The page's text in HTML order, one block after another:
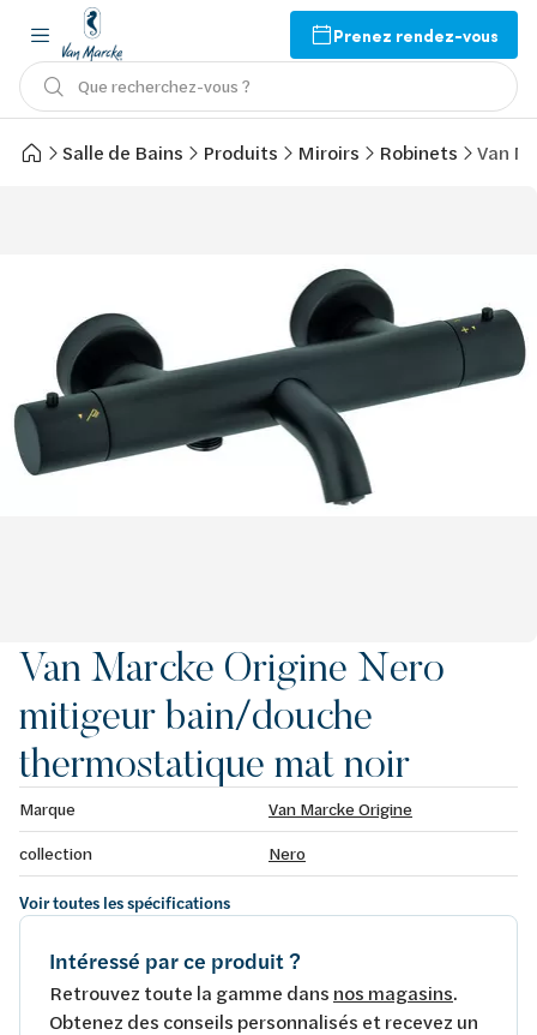
Prenez rendez-vous
Que recherchez-vous ?
Salle de Bains Produits Miroirs Robinets Van
Van Marcke Origine Nero
mitigeur bain/douche
thermostatique mat noir
Marque
Van Marcke Origine
collection
Nero
Voir toutes les spécifications
Intéressé par ce produit ?
Retrouvez toute la gamme dans nos magasins.
Obtenez des conseils personnalisés et recevez un